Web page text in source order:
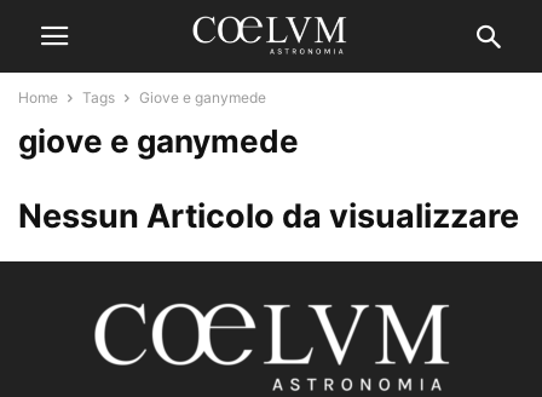
Home Tags Giove e ganymede
giove e ganymede
Nessun Articolo da visualizzare